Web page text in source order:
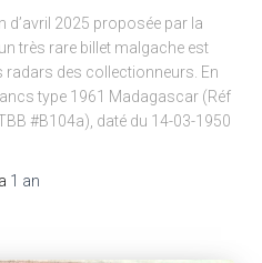
d’avril 2025 proposée par la
très rare billet malgache est
des collectionneurs. En
type 1961 Madagascar (Réf
#B104a), daté du 14-03-1950
1 an